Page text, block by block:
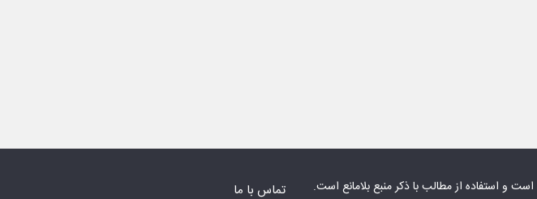
است و استفاده از مطالب با ذکر منبع بلامانع است. تماس با ما